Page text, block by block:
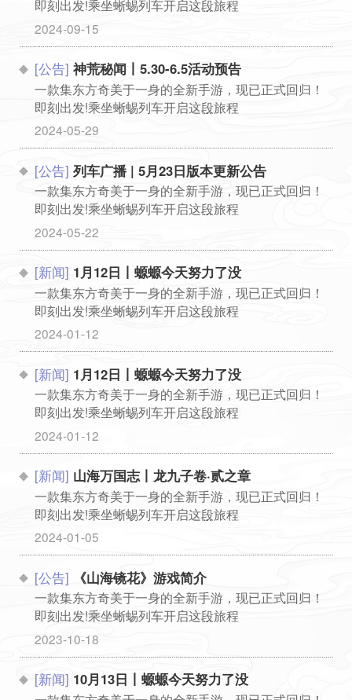
即刻出发!乘坐蜥蜴列车开启这段旅程
...
2024-09-15
[公告] 神荒秘闻丨5.30-6.5活动预告
一款集东方奇美于一身的全新手游，现已正式回归！
即刻出发!乘坐蜥蜴列车开启这段旅程
...
2024-05-29
[公告] 列车广播 | 5月23日版本更新公告
一款集东方奇美于一身的全新手游，现已正式回归！
即刻出发!乘坐蜥蜴列车开启这段旅程
...
2024-05-22
[新闻] 1月12日丨螈螈今天努力了没
一款集东方奇美于一身的全新手游，现已正式回归！
即刻出发!乘坐蜥蜴列车开启这段旅程
...
2024-01-12
[新闻] 1月12日丨螈螈今天努力了没
一款集东方奇美于一身的全新手游，现已正式回归！
即刻出发!乘坐蜥蜴列车开启这段旅程
...
2024-01-12
[新闻] 山海万国志丨龙九子卷·贰之章
一款集东方奇美于一身的全新手游，现已正式回归！
即刻出发!乘坐蜥蜴列车开启这段旅程
...
2024-01-05
[公告] 《山海镜花》游戏简介
一款集东方奇美于一身的全新手游，现已正式回归！
即刻出发!乘坐蜥蜴列车开启这段旅程
...
2023-10-18
[新闻] 10月13日丨螈螈今天努力了没